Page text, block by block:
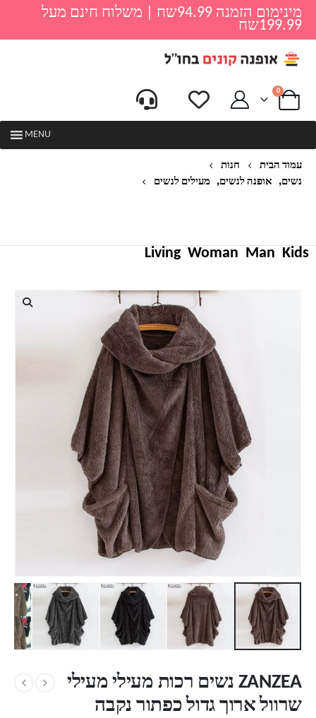
מינימום הזמנה 94.99שח | משלוח חינם מעל
199.99שח
0
MENU
עמוד הבית
חנות
נשים, אופנה לנשים, מעילים לנשים
Kids
Man
Woman
Living
ZANZEA נשים רכות מעילי מעילי
שרוול ארוך גדול כפתור נקבה